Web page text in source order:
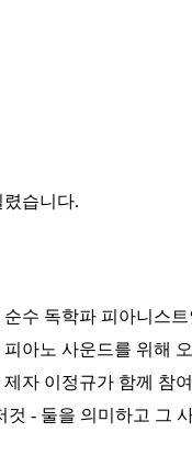
습니다.
수 독학파 피아니스
아노 사운드를 위해
자 이정규가 함께 참
- 둘을 의미하고 그